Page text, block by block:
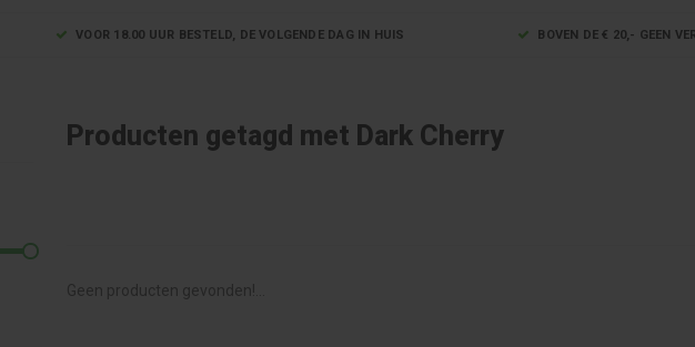
VOOR 18.00 UUR BESTELD, DE VOLGENDE DAG IN HUIS BOVEN DE € 20,- GEEN
Producten getagd met Dark Cherry
Geen producten gevonden!...